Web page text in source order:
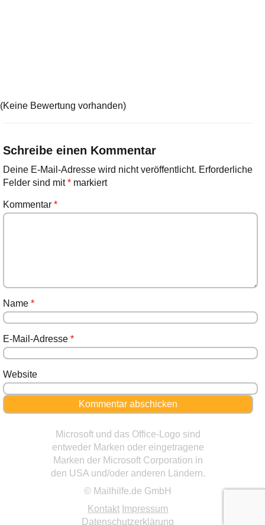
(Keine Bewertung vorhanden)
Schreibe einen Kommentar
Deine E-Mail-Adresse wird nicht veröffentlicht. Erforderliche
Felder sind mit*markiert
Kommentar *
Name *
E-Mail-Adresse *
Website
Microsoft und das Office-Logo sind
entweder Marken oder eingetragene
Marken der Microsoft Corporation in
den USA und/oder anderen Ländern.
© Mailhilfe.de GmbH
Kontakt Impressum
Datenschutzerklärung